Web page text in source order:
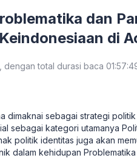
dan
di
total durasi baca
dimaknai sebagai strategi
sebagai kategori utamanya
politik identitas juga akan
dalam kehidupan